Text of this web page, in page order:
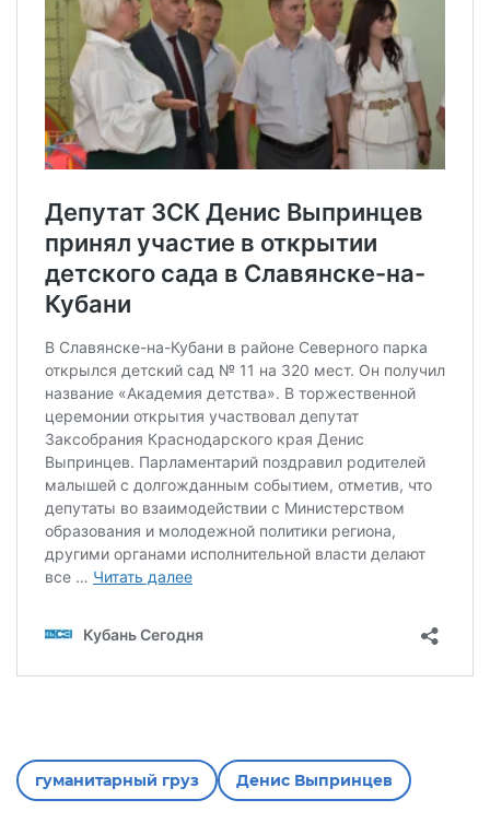
гуманитарный груз Денис Выпринцев